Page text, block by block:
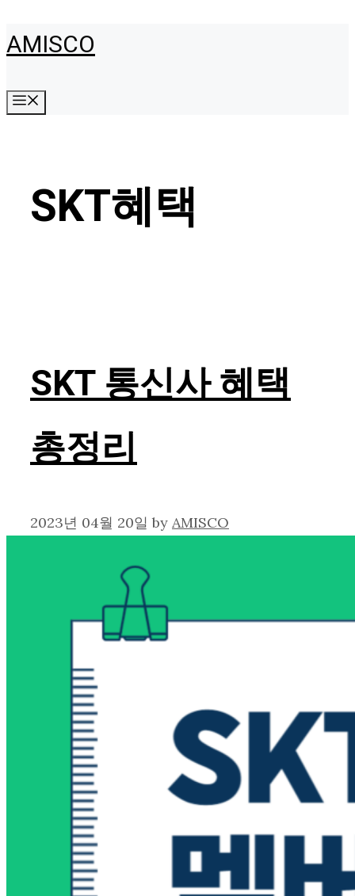
Skip
to
content
AMISCO
SKT혜택
SKT 통신사 혜택
총정리
2023년 04월 20일 by AMISCO